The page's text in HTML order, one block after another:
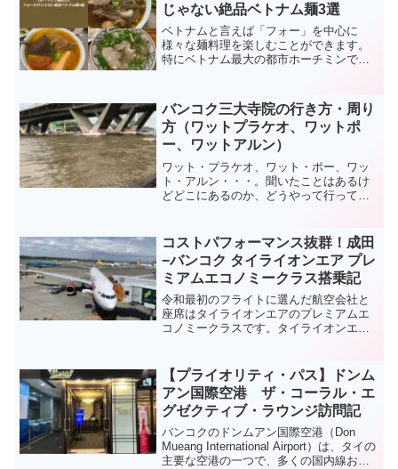
じゃない絶品ベトナム麺3選
ベトナムと言えば「フォー」を中心に
様々な麺料理を楽しむことができます。
特にベトナム最大の都市ホーチミンで
は、麺好きの私が実際にホーチミンで味
わった3種類の麺料理に焦点を当ててご紹
介します。
バンコク三大寺院の行き方・周り
方（ワットプラケオ、ワットポ
ー、ワットアルン）
ワット・プラケオ、ワット・ポー、ワッ
ト・アルン・・・。聞いたことはあるけ
どどこにあるのか、どうやって行ってい
効率の良い周りかたについてご紹介しま
す。
コストパフォーマンス抜群！成田
−バンコク タイライオンエア プレ
ミアムエコノミークラス搭乗記
令和最初のフライトに選んだ航空会社と
座席はタイライオンエアのプレミアムエ
コノミークラスです。タイライオンエア
ていました。特に座席はフルサービスキ
ャリアのプレミアムエコノミークラスを
遥かに凌駕しており、一世代前のビジネ
スクラスの座席で非常にコストパフォー
マンスに優れています。
【プライオリティ・パス】ドンム
アン国際空港 ザ・コーラル・エ
グゼクティブ・ラウンジ訪問記
バンコクのドンムアン国際空港（Don
Mueang International Airport）は、タイの
主要な空港の一つで、多くの国内線およ